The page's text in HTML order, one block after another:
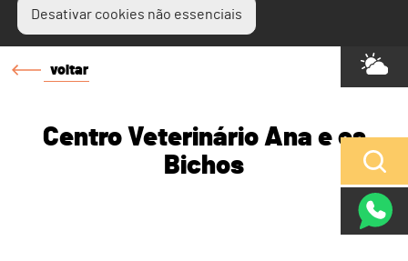
Desativar cookies não essenciais
voltar
Centro Veterinário Ana e os
Bichos